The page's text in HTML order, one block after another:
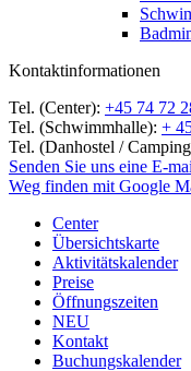
Kontaktinformationen
Tel. (Center): +45 74 72
Tel. (Schwimmhalle): +
Tel. (Danhostel /
Senden Sie uns eine E-
Weg finden mit Google
Center
Übersichtskarte
Aktivitätskalender
Preise
Öffnungszeiten
NEU
Kontakt
Buchungskalender